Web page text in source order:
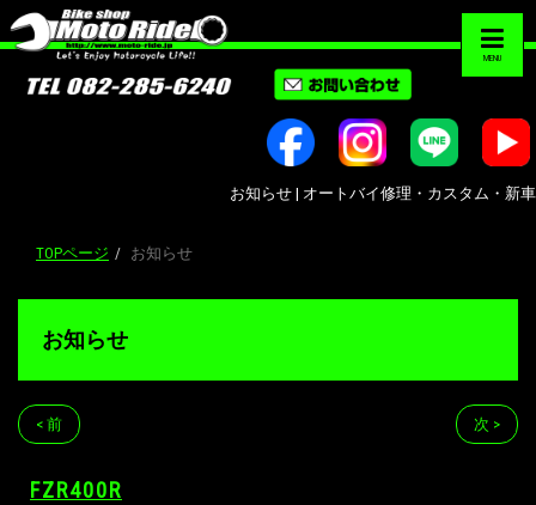
MENU
お知らせ | オートバイ修理・カスタム・新車
TOPページ お知らせ
お知らせ
< 前 次 >
FZR400R